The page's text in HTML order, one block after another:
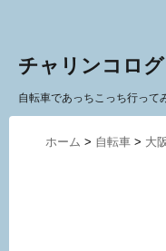
チャリンコログ
自転車であっちこっち行って
ホーム > 自転車 > 大阪